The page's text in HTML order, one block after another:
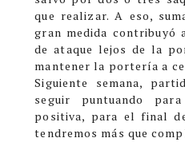
que realizar. A eso,
gran medida contribuyó
de ataque lejos de la
mantener la portería a
Siguiente semana,
seguir puntuando
positiva, para el final
tendremos más que